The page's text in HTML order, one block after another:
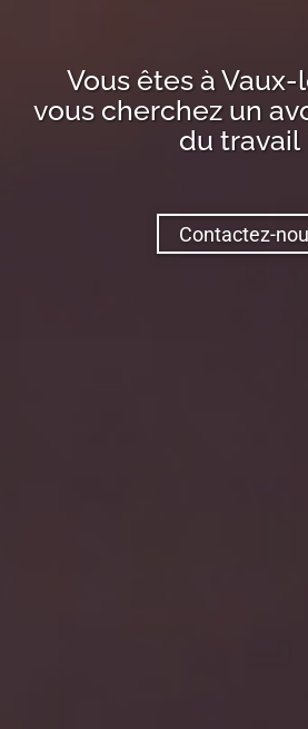
Vous êtes à Vaux-
vous cherchez un
du travail
Contactez-